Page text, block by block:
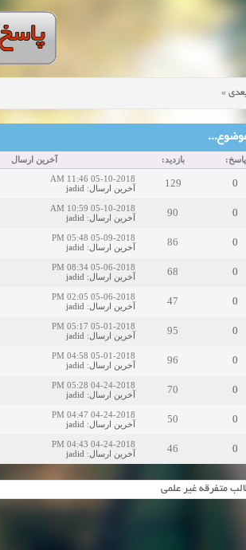
»
پاسخ: بازدید: آخرین ارسال
0
129
05-10-2018 11:46 AM
آخرین ارسال:
jadid
0
90
05-10-2018 10:59 AM
آخرین ارسال:
jadid
0
86
05-09-2018 05:48 PM
آخرین ارسال:
jadid
0
68
05-06-2018 08:34 PM
آخرین ارسال:
jadid
0
47
05-06-2018 02:05 PM
آخرین ارسال:
jadid
0
95
05-01-2018 05:17 PM
آخرین ارسال:
jadid
0
96
05-01-2018 04:58 PM
آخرین ارسال:
jadid
0
70
04-24-2018 05:28 PM
آخرین ارسال:
jadid
0
50
04-24-2018 04:47 PM
آخرین ارسال:
jadid
0
46
04-24-2018 04:43 PM
آخرین ارسال:
jadid